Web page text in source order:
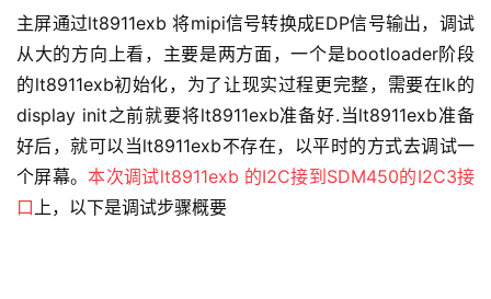
主屏通过lt8911exb 将mipi信号转换成EDP信号输出，调试
从大的方向上看，主要是两方面，一个是bootloader阶段
的lt8911exb初始化，为了让现实过程更完整，需要在lk的
display init之前就要将lt8911exb准备好.当lt8911exb准备
好后，就可以当lt8911exb不存在，以平时的方式去调试一
个屏幕。本次调试lt8911exb 的I2C接到SDM450的I2C3接
口上，以下是调试步骤概要